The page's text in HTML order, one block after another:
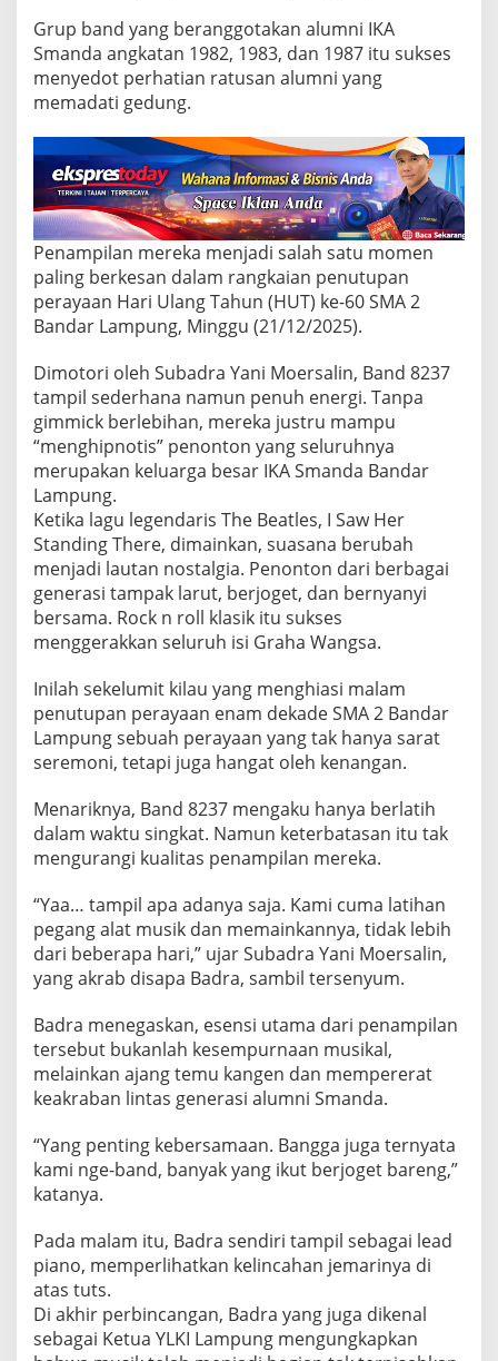
P
u
c
H
U
T
k
e
-
6
0
S
M
2
a
n
d
a
a
m
p
u
n
g
B
r
g
m
u
u
h
Grup band yang beranggotakan alumni IKA
Smanda angkatan 1982, 1983, dan 1987 itu sukses
menyedot perhatian ratusan alumni yang
memadati gedung.
Penampilan mereka menjadi salah satu momen
paling berkesan dalam rangkaian penutupan
perayaan Hari Ulang Tahun (HUT) ke-60 SMA 2
Bandar Lampung, Minggu (21/12/2025).
Dimotori oleh Subadra Yani Moersalin, Band 8237
tampil sederhana namun penuh energi. Tanpa
gimmick berlebihan, mereka justru mampu
“menghipnotis” penonton yang seluruhnya
merupakan keluarga besar IKA Smanda Bandar
Lampung.
Ketika lagu legendaris The Beatles, I Saw Her
Standing There, dimainkan, suasana berubah
menjadi lautan nostalgia. Penonton dari berbagai
generasi tampak larut, berjoget, dan bernyanyi
bersama. Rock n roll klasik itu sukses
menggerakkan seluruh isi Graha Wangsa.
Inilah sekelumit kilau yang menghiasi malam
penutupan perayaan enam dekade SMA 2 Bandar
Lampung sebuah perayaan yang tak hanya sarat
seremoni, tetapi juga hangat oleh kenangan.
Menariknya, Band 8237 mengaku hanya berlatih
dalam waktu singkat. Namun keterbatasan itu tak
mengurangi kualitas penampilan mereka.
“Yaa… tampil apa adanya saja. Kami cuma latihan
pegang alat musik dan memainkannya, tidak lebih
dari beberapa hari,” ujar Subadra Yani Moersalin,
yang akrab disapa Badra, sambil tersenyum.
Badra menegaskan, esensi utama dari penampilan
tersebut bukanlah kesempurnaan musikal,
melainkan ajang temu kangen dan mempererat
keakraban lintas generasi alumni Smanda.
“Yang penting kebersamaan. Bangga juga ternyata
kami nge-band, banyak yang ikut berjoget bareng,”
katanya.
Pada malam itu, Badra sendiri tampil sebagai lead
piano, memperlihatkan kelincahan jemarinya di
atas tuts.
Di akhir perbincangan, Badra yang juga dikenal
sebagai Ketua YLKI Lampung mengungkapkan